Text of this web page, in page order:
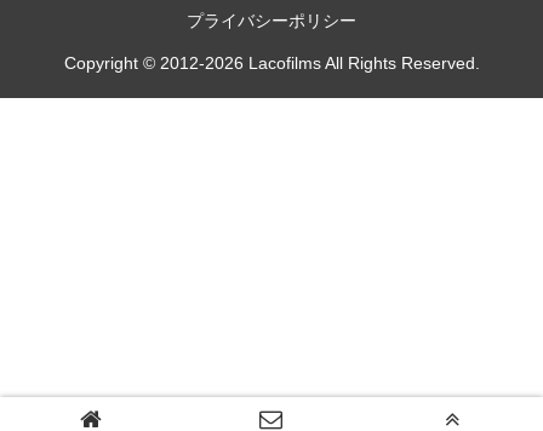
プライバシーポリシー
Copyright © 2012-2026 Lacofilms All Rights Reserved.